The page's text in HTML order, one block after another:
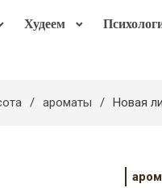
Худеем
ароматы Новая